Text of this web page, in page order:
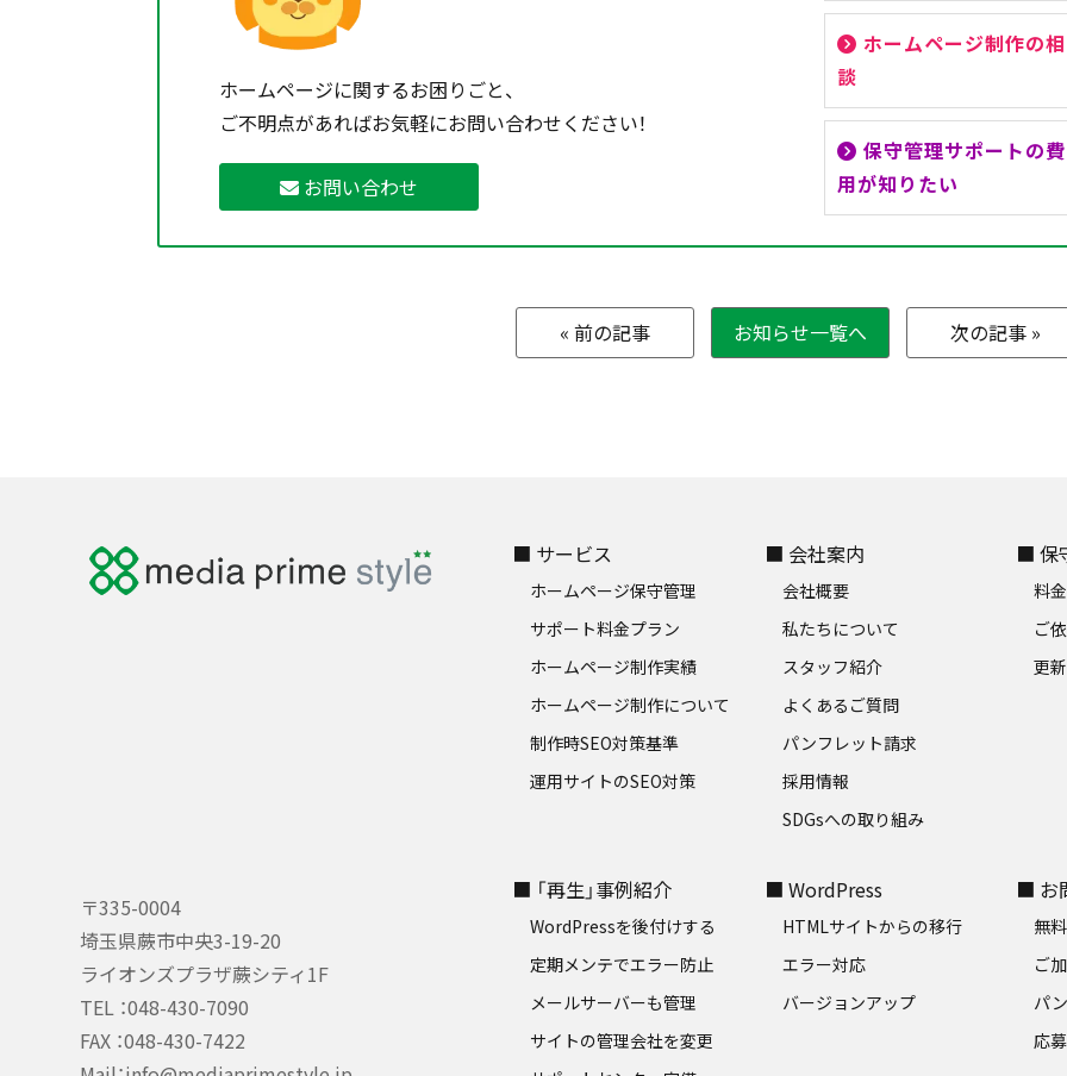
ホームページに関するお困りごと、
ご不明点があればお気軽にお問い合わせください！
お問い合わせ
ホームページ制作の相
談
保守管理サポートの費
用が知りたい
« 前の記事 お知らせ一覧へ 次の記事 »
〒335-0004
埼玉県蕨市中央3-19-20
ライオンズプラザ蕨シティ1F
TEL ：048-430-7090
FAX ：048-430-7422
■ サービス
ホームページ保守管理
サポート料金プラン
ホームページ制作実績
ホームページ制作について
制作時SEO対策基準
運用サイトのSEO対策
■ 会社案内
会社概要
私たちについて
スタッフ紹介
よくあるご質問
パンフレット請求
採用情報
SDGsへの取り組み
■ 保
料
ご
更
■ 「再生」事例紹介
WordPressを後付けする
定期メンテでエラー防止
メールサーバーも管理
サイトの管理会社を変更
■ WordPress
HTMLサイトからの移行
エラー対応
バージョンアップ
■ お
無
ご
パ
応